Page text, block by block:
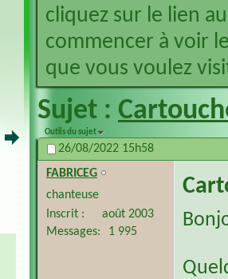
cliquez sur le lien
commencer à voir
que vous voulez
Sujet :
Outils du sujet
26/08/2022 15h58
FABRICEG
chanteuse
Inscrit
août 2003
Messages
1 995